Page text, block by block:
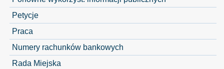
Petycje
Praca
Numery rachunków bankowych
Rada Miejska